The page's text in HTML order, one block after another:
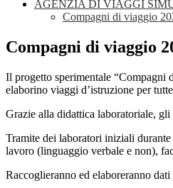
AGENZIA DI VIAGGI
Compagni di viaggio
Compagni di viaggio
Il progetto sperimentale “Compagni
elaborino viaggi d’istruzione per
Grazie alla didattica laboratoriale,
Tramite dei laboratori iniziali
lavoro (linguaggio verbale e non),
Raccoglieranno ed elaboreranno